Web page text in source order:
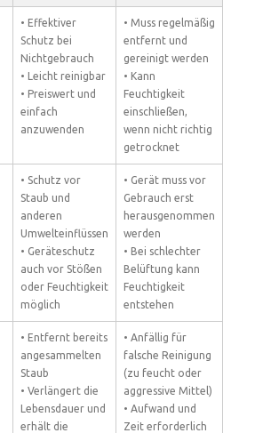
• Effektiver
Schutz bei
Nichtgebrauch
• Leicht reinigbar
• Preiswert und
einfach
anzuwenden
• Muss regelmäßig
entfernt und
gereinigt werden
• Kann
Feuchtigkeit
einschließen,
wenn nicht richtig
getrocknet
• Schutz vor
Staub und
anderen
Umwelteinflüssen
• Geräteschutz
auch vor Stößen
oder Feuchtigkeit
möglich
• Gerät muss vor
Gebrauch erst
herausgenommen
werden
• Bei schlechter
Belüftung kann
Feuchtigkeit
entstehen
• Entfernt bereits
angesammelten
Staub
• Verlängert die
Lebensdauer und
erhält die
• Anfällig für
falsche Reinigung
(zu feucht oder
aggressive Mittel)
• Aufwand und
Zeit erforderlich